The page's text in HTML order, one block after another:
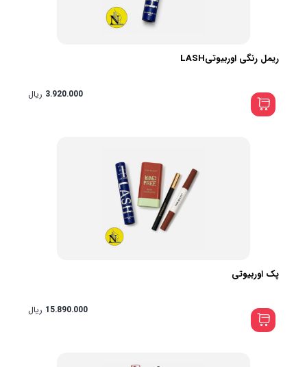
ریمل رنگی اوربیوتیLASH
3.920.000 ریال
پک اوربیوتی
15.890.000 ریال